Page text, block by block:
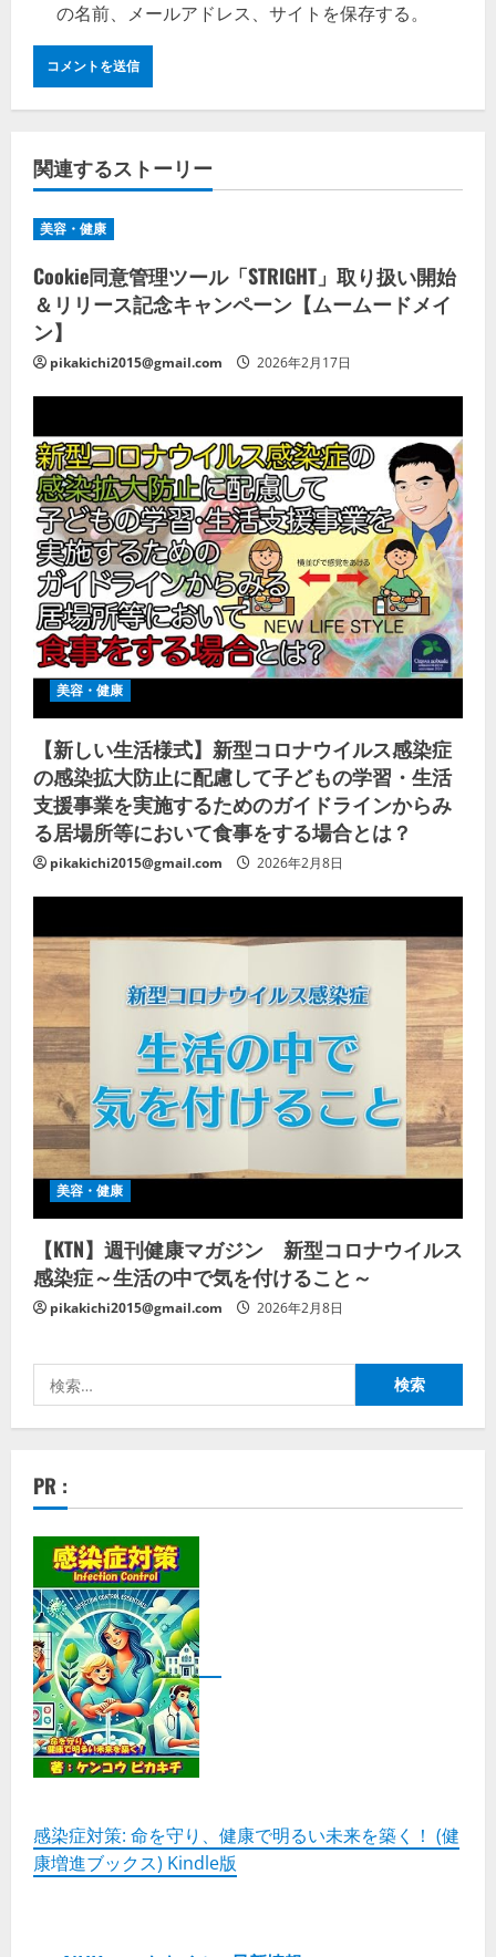
の名前、メールアドレス、サイトを保存する。
関連するストーリー
美容・健康
Cookie同意管理ツール「STRIGHT」取り扱い開始
＆リリース記念キャンペーン【ムームードメイ
ン】
pikakichi2015@gmail.com 2026年2月17日
美容・健康
【新しい生活様式】新型コロナウイルス感染症
の感染拡大防止に配慮して子どもの学習・生活
支援事業を実施するためのガイドラインからみ
る居場所等において食事をする場合とは？
pikakichi2015@gmail.com 2026年2月8日
美容・健康
【KTN】週刊健康マガジン 新型コロナウイルス
感染症～生活の中で気を付けること～
pikakichi2015@gmail.com 2026年2月8日
索:
PR :
感染症対策: 命を守り、健康で明るい未来を築く！ (健
康増進ブックス) Kindle版